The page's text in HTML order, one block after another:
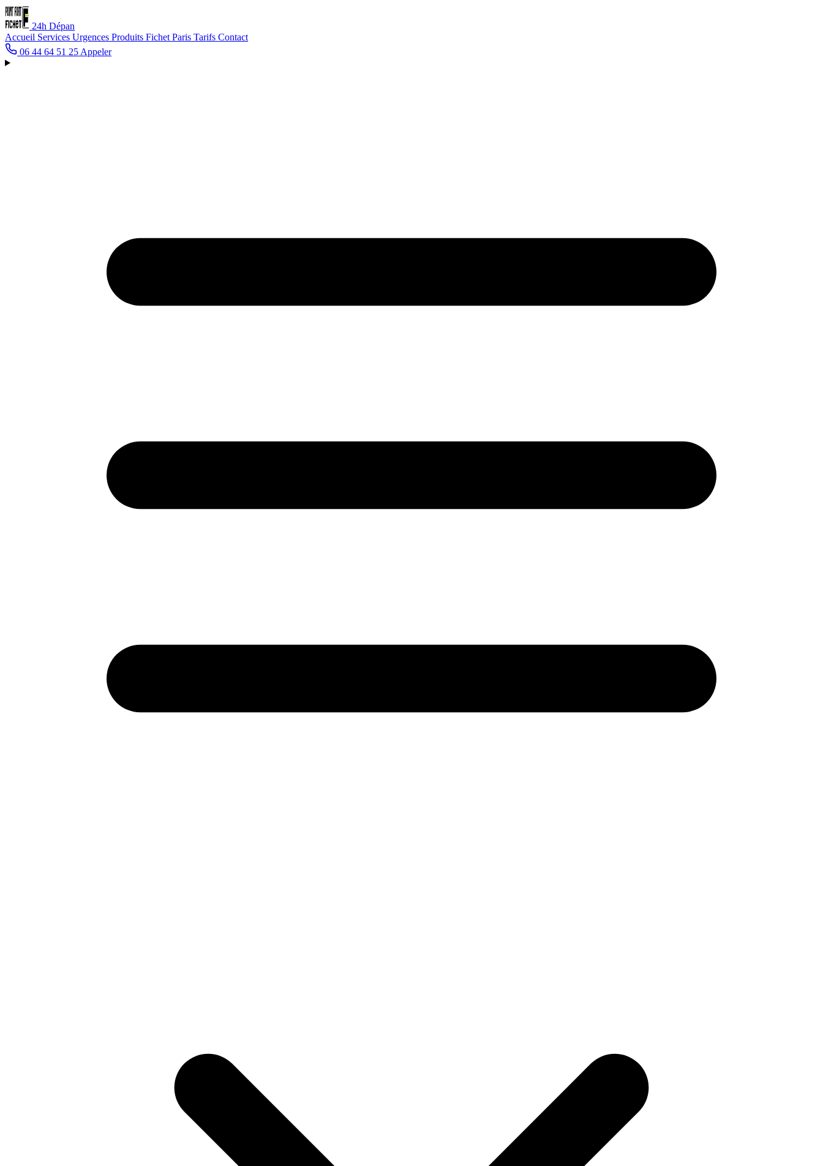
24h Dépan
Accueil Services Urgences Produits Fichet Paris Tarifs Contact
06 44 64 51 25 Appeler